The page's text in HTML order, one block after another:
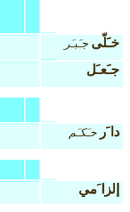
خـَلّى جـَبـَر
جـَعـَل
دا َر حـَكـَم
إلزا َمي